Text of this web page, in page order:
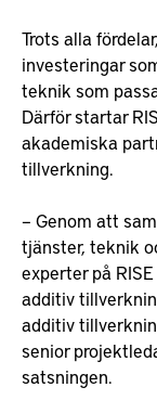
Trots alla
investeringar
teknik som
Därför startar
akademiska
tillverkning.
– Genom att
tjänster, teknik
experter på
additiv
additiv
senior
satsningen.